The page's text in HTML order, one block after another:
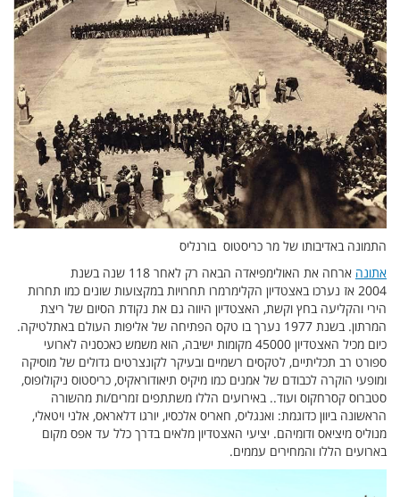
התמונה באדיבותו של מר כריסטוס בורנליס
אתונה
ארחה את האולימפיאדה הבאה רק לאחר 118 שנה בשנת
2004 אז נערכו באצטדיון הקלימרמרו תחרויות במקצועות שונים כמו תחרות
הירי והקליעה בחץ וקשת, האצטדיון היווה גם את נקודת הסיום של ריצת
המרתון. בשנת 1977 נערך בו טקס הפתיחה של אליפות העולם באתלטיקה.
כיום מכיל האצטדיון 45000 מקומות ישיבה, הוא משמש כאכסניה לארועי
ספורט רב תכליתיים, לטקסים רשמיים ובעיקר לקונצרטים גדולים של מוסיקה
ומופעי הוקרה לכבודם של אמנים כמו מיקיס תיאודוראקיס, כריסטוס ניקולופוס,
סטברוס קסרחקוס ועוד.. באירועים הללו משתתפים זמרים/ות מהשורה
הראשונה ביוון כדוגמת: ואנגליס, חאריס אלכסיו, יורגו דלאראס, אלני ויטאלי,
מנוליס מיציאס ודומיהם. יציעי האצטדיון מלאים בדרך כלל עד אפס מקום
בארועים הללו והמחירים עממים.